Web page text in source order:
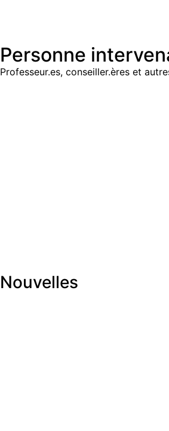
Personne
Professeur.es, conseiller.ères et
Nouvelles